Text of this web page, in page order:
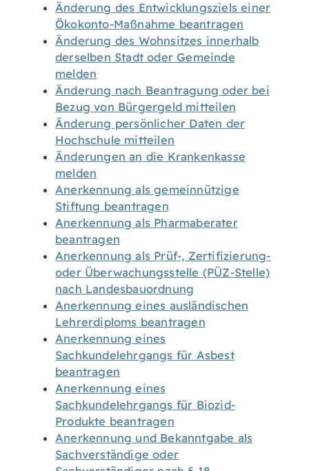
Änderung des Entwicklungsziels einer
Ökokonto-Maßnahme beantragen
Änderung des Wohnsitzes innerhalb
derselben Stadt oder Gemeinde
melden
Änderung nach Beantragung oder bei
Bezug von Bürgergeld mitteilen
Änderung persönlicher Daten der
Hochschule mitteilen
Änderungen an die Krankenkasse
melden
Anerkennung als gemeinnützige
Stiftung beantragen
Anerkennung als Pharmaberater
beantragen
Anerkennung als Prüf-, Zertifizierung-
oder Überwachungsstelle (PÜZ-Stelle)
nach Landesbauordnung
Anerkennung eines ausländischen
Lehrerdiploms beantragen
Anerkennung eines
Sachkundelehrgangs für Asbest
beantragen
Anerkennung eines
Sachkundelehrgangs für Biozid-
Produkte beantragen
Anerkennung und Bekanntgabe als
Sachverständige oder